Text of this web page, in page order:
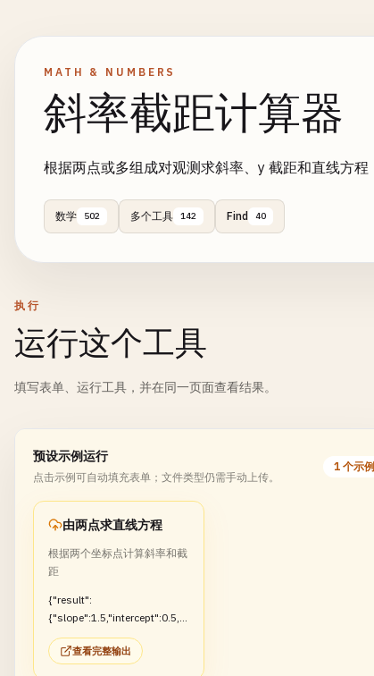
MATH & NUMBERS
斜率截距计算器
根据两点或多组成对观测求斜率、y 截距和直线方程
数学 502 多个工具 142 Find 40
执行
运行这个工具
填写表单、运行工具，并在同一页面查看结果。
预设示例运行
点击示例可自动填充表单；文件类型仍需手动上传。
1 个示例
由两点求直线方程
根据两个坐标点计算斜率和截
距
{"result":
{"slope":1.5,"intercept":0.5,"e
quation":"y = 1.5x +
0.5","xIntercept":-0.3333}}
查看完整输出